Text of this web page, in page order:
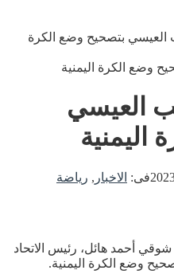
بتصحيح وضع الكرة
العيسي
اليمنية
فى: الاخبار , رياضة
أحمد هائل، رئيس الاتحاد
وضع الكرة اليمنية.